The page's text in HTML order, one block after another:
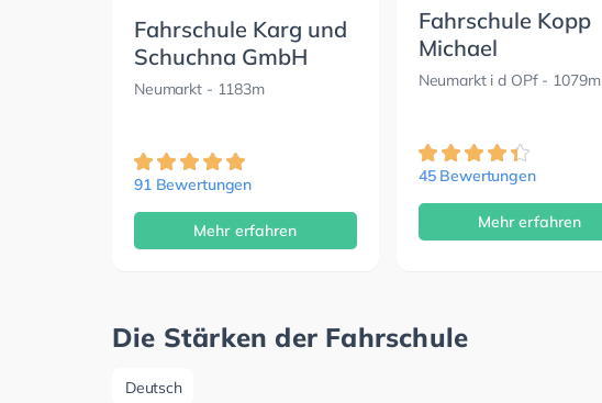
Fahrschule Karg und
Schuchna GmbH
Neumarkt- 1183m
91 Bewertungen
Mehr erfahren
Fahrschule Kopp
Michael
Neumarkt i d OPf- 1079m
45 Bewertungen
Mehr erfahren
Die Stärken der Fahrschule
Deutsch